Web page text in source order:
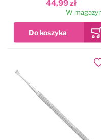
44,99 zł
W